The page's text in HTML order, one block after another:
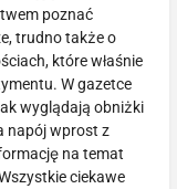
poznać
trudno także o
które właśnie
W gazetce
wyglądają obniżki
napój wprost z
na temat
ciekawe